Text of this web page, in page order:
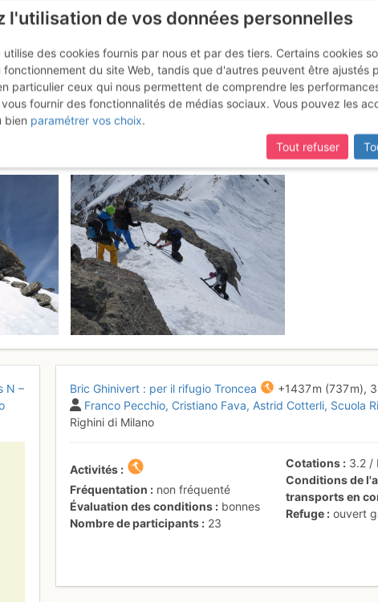
: per il rifugio Troncea
N –
Bric Ghinivert : per il rifugio Troncea +1437 m (737 m),
Franco Pecchio Cristiano Fava Astrid Cotterli Scuola
Righini di Milano
Activités
Fréquentation
non fréquenté
Évaluation des conditions
bonnes
Nombre de participants
23
Cotations 3.2 /
Conditions de
transports en
Refuge
ouvert
l'utilisation de vos données personnelles
utilise des cookies fournis par nous et par des tiers. Certains cookies
fonctionnement du site Web, tandis que d'autres peuvent être ajustés
particulier ceux qui nous permettent de comprendre les
fournir des fonctionnalités de médias sociaux. Vous pouvez les
bien paramétrer vos choix.
Tout refuser